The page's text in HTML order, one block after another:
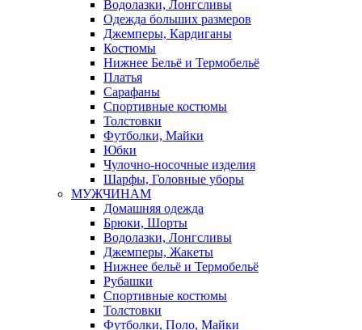
Водолазки, Лонгсливы
Одежда больших размеров
Джемперы, Кардиганы
Костюмы
Нижнее Бельё и Термобельё
Платья
Сарафаны
Спортивные костюмы
Толстовки
Футболки, Майки
Юбки
Чулочно-носочные изделия
Шарфы, Головные уборы
МУЖЧИНАМ
Домашняя одежда
Брюки, Шорты
Водолазки, Лонгсливы
Джемперы, Жакеты
Нижнее бельё и Термобельё
Рубашки
Спортивные костюмы
Толстовки
Футболки, Поло, Майки